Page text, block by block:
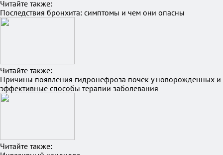
Читайте также:
Последствия бронхита: симптомы и чем они опасны
Читайте также:
Причины появления гидронефроза почек у новорожденных и
эффективные способы терапии заболевания
Читайте также: